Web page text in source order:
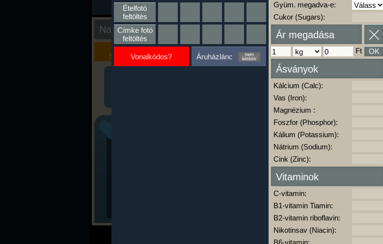
Nap kiértékelése
Kalória
Szimulátor
Szöveges
Értékelés
Ha ma már nem eszel/sportolsz többet,
kattints a kiértékelésre!
A Kalória Szimulátor Prémium funkció.
kalóriabázis.hu
Ételfotó
feltöltés
Címke fotó
feltöltés
Vonalkódos? Áruházlánc
Gyüm. megadva-e:
Cukor (Sugars):
Ár megadása
Ft OK
Ásványok
Kálcium (Calc):
Vas (Iron):
Magnézium :
Foszfor (Phosphor):
Kálium (Potassium):
Nátrium (Sodium):
Cink (Zinc):
Vitaminok
C-vitamin:
B1-vitamin Tiamin:
B2-vitamin riboflavin:
Nikotinsav (Niacin):
B6-vitamin: